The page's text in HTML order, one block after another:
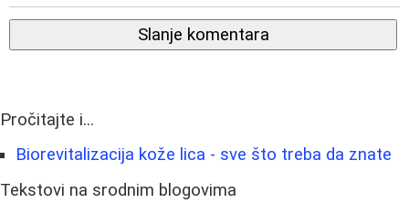
Slanje komentara
Pročitajte i...
Biorevitalizacija kože lica - sve što treba da znate
Tekstovi na srodnim blogovima